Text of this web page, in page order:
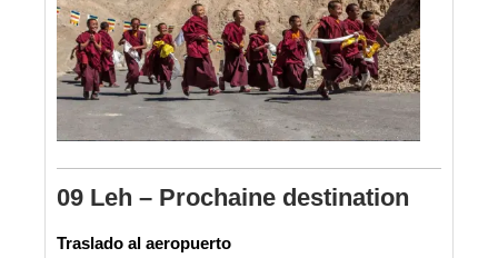
09 Leh – Prochaine destination
Traslado al aeropuerto